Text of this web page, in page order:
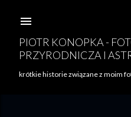
PIOTR KONOPKA -
PRZYRODNICZA I
krótkie historie związane z moim